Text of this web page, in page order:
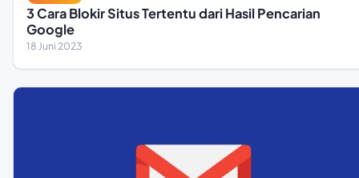
3 Cara Blokir Situs Tertentu dari Hasil Pencarian
Google
18 Juni 2023